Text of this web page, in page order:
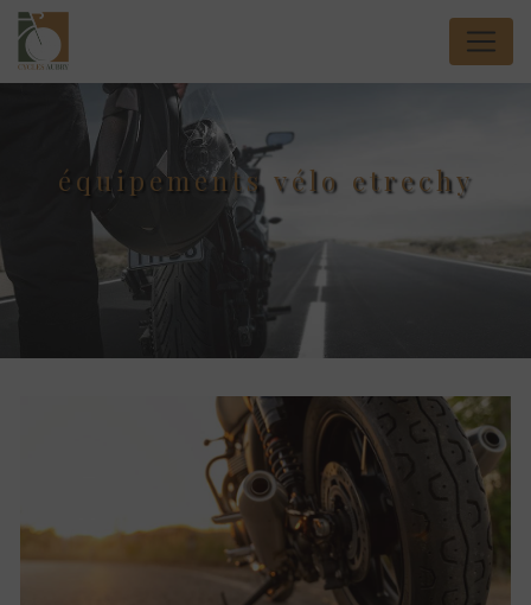
Panneau de gestion des cookies
équipements vélo etrechy